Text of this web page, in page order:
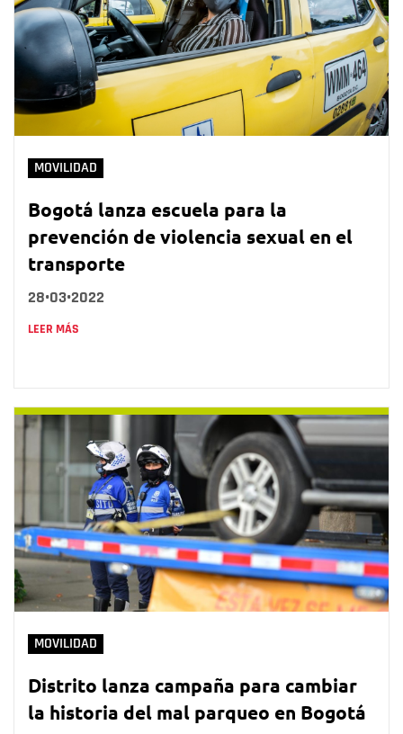
MOVILIDAD
Bogotá lanza escuela para la
prevención de violencia sexual en el
transporte
28•03•2022
LEER MÁS
MOVILIDAD
Distrito lanza campaña para cambiar
la historia del mal parqueo en Bogotá